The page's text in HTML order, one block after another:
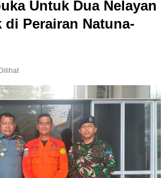
Untuk Dua Nelayan
Perairan Natuna-